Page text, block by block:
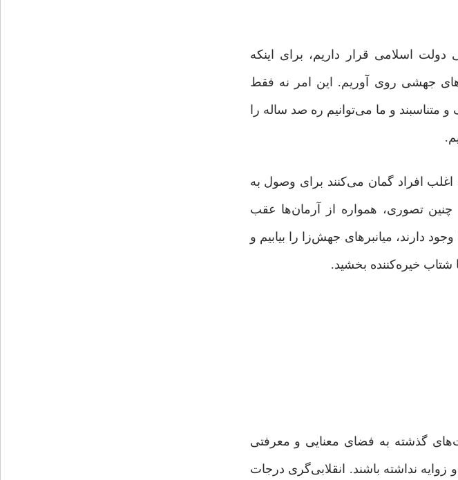
اسلامی قرار داریم، برای اینکه
جهشی روی آوریم. این امر نه‌ فقط
و ما می‌توانیم ره صد ساله را
افراد گمان می‌کنند برای وصول به
چنین تصوری، همواره از آرمان‌ها عقب
دارند، میانبرهای جهش‌زا را بیابیم و
شتاب خیره‌کننده بخشید.
گذشته به فضای معنایی و معرفتی
زوایه‌ نداشته باشند. انقلابی‌گری درجات